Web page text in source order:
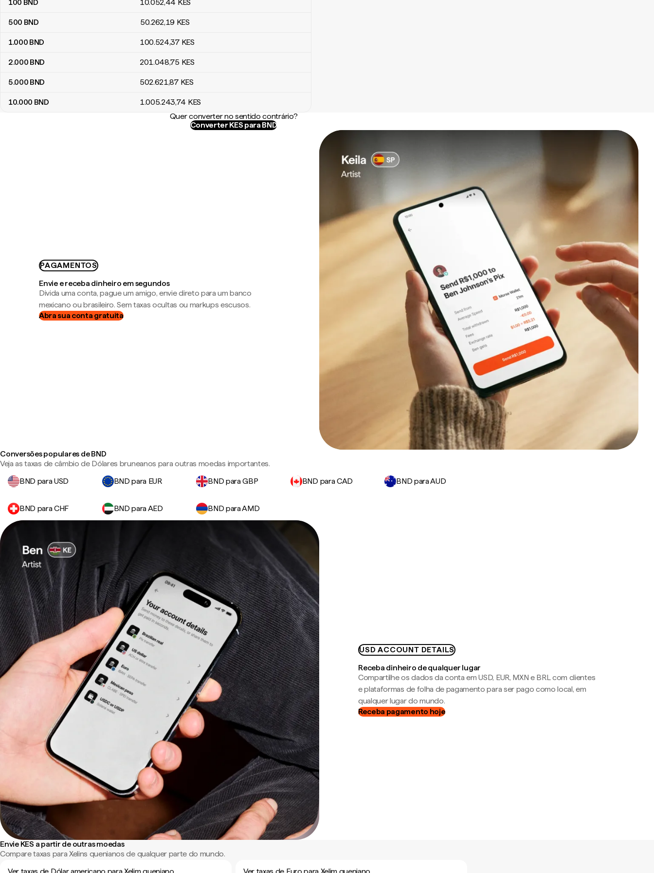
100 BND 10.052,44 KES
500 BND 50.262,19 KES
1.000 BND 100.524,37 KES
2.000 BND 201.048,75 KES
5.000 BND 502.621,87 KES
10.000 BND 1.005.243,74 KES
Quer converter no sentido contrário?
Converter KES para BND
PAGAMENTOS
Envie e receba dinheiro em segundos
Divida uma conta, pague um amigo, envie direto para um banco
mexicano ou brasileiro. Sem taxas ocultas ou markups escusos.
Abra sua conta gratuita
Conversões populares de BND
Veja as taxas de câmbio de Dólares bruneanos para outras moedas importantes.
BND para USD
BND para EUR BND para GBP BND para CAD BND para AUD
BND para CHF BND para AED BND para AMD
USD ACCOUNT DETAILS
Receba dinheiro de qualquer lugar
Compartilhe os dados da conta em USD, EUR, MXN e BRL com clientes
e plataformas de folha de pagamento para ser pago como local, em
qualquer lugar do mundo.
Receba pagamento hoje
Envie KES a partir de outras moedas
Compare taxas para Xelins quenianos de qualquer parte do mundo.